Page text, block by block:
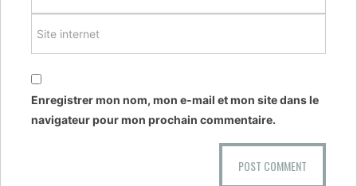
Enregistrer mon nom, mon e-mail et mon site dans le
navigateur pour mon prochain commentaire.